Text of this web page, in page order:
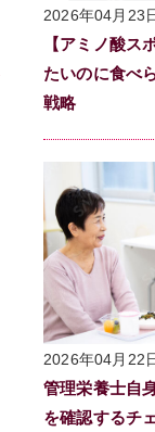
2026年04月23
【アミノ酸ス
たいのに食べ
戦略
2026年04月22
管理栄養士自
を確認するチ